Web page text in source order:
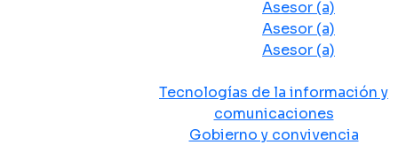
Asesor (a)
Asesor (a)
Asesor (a)
Tecnologías de la información y
comunicaciones
Gobierno y convivencia